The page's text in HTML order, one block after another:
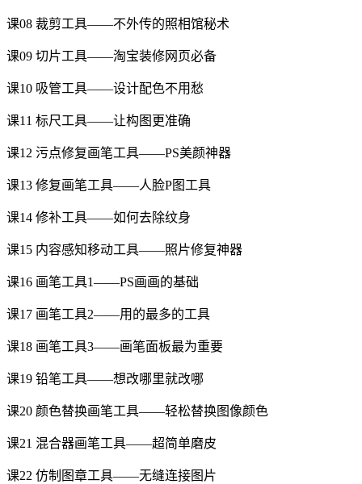
课08 裁剪工具——不外传的照相馆秘术
课09 切片工具——淘宝装修网页必备
课10 吸管工具——设计配色不用愁
课11 标尺工具——让构图更准确
课12 污点修复画笔工具——PS美颜神器
课13 修复画笔工具——人脸P图工具
课14 修补工具——如何去除纹身
课15 内容感知移动工具——照片修复神器
课16 画笔工具1——PS画画的基础
课17 画笔工具2——用的最多的工具
课18 画笔工具3——画笔面板最为重要
课19 铅笔工具——想改哪里就改哪
课20 颜色替换画笔工具——轻松替换图像颜色
课21 混合器画笔工具——超简单磨皮
课22 仿制图章工具——无缝连接图片